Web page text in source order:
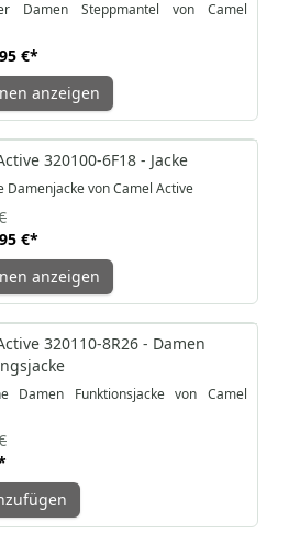
Damen Steppmantel von Camel
€*
anzeigen
320100-6F18 - Jacke
Damenjacke von Camel Active
€*
anzeigen
320110-8R26 - Damen
Damen Funktionsjacke von Camel